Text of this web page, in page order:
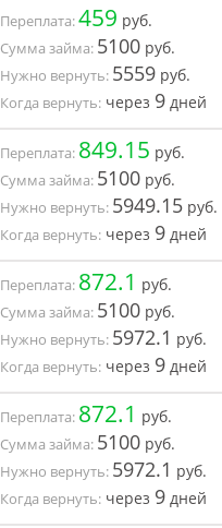
Переплата:459 руб.
Сумма займа: 5100 руб.
Нужно вернуть: 5559 руб.
Когда вернуть: через 9 дней
Переплата: 849.15 руб.
Сумма займа: 5100 руб.
Нужно вернуть: 5949.15 руб.
Когда вернуть: через 9 дней
Переплата: 872.1 руб.
Сумма займа: 5100 руб.
Нужно вернуть: 5972.1 руб.
Когда вернуть: через 9 дней
Переплата: 872.1 руб.
Сумма займа: 5100 руб.
Нужно вернуть: 5972.1 руб.
Когда вернуть: через 9 дней